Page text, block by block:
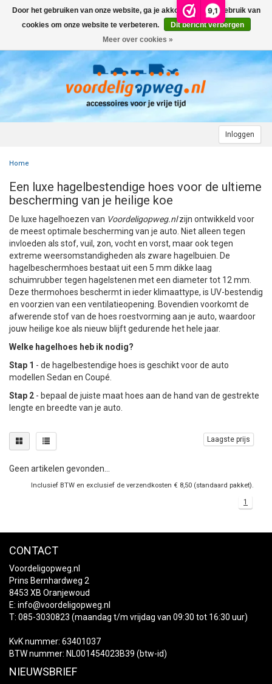
9,1
Inloggen
Menu
FIETSENDRAGER
FIETSENDRAGER OP DE TREKHAAK
FIETSENDRAGER VOOR ELEKTRISCHE FIETSEN
TWINNY LOAD ONDERDELEN
FIETSENDRAGER TOEBEHOREN
INFORMATIE OVER FIETSENDRAGERS
DAKDRAGERS
FORD
OPEL
PEUGEOT
RENAULT
TOYOTA
VOLKSWAGEN (TOT VW PASSAT)
VOLKSWAGEN (VANAF VW PASSAT)
OVERIGE AUTOMERKEN
INFORMATIE DAKDRAGER SYSTEMEN
+
AUTOHOES POLYESTER EN 3-LAAGS
DAKHOES POLYESTER
INFORMATIE OVER AUTOHOEZEN
WIELDOPPEN
12 INCH
13 INCH
14 INCH
15 INCH
16 INCH
17 INCH
INFORMATIE OVER WIELDOPPEN
LAADKABEL ELEKTRISCHE AUTO
LAADKABEL TYPE 2
LAADKABEL TYPE 1
INFORMATIE OVER LAADKABELS
STARTEN & LADEN
ELEKTRISCH LADEN
ACCULADER
JUMPSTARTER
STARTKABELS
VEILIG OP WEG
PECH ONDERWEG
AUTOSTOELTJE
+
DAKKOFFER
INFORMATIE OVER DAKKOFFERS +
SNEEUWKETTINGEN
SNEEUWKETTINGEN VOOR SUV, MPV, 4X4, CAMPER EN
BESTELWAGEN
SNEEUWKETTINGEN VOOR (LICHTE) PERSONENWAGEN
CAMPER
WIELDOPPEN
+
ZOEKHULP NAAR CAMPERHOES
INFORMATIE OVER CAMPERHOEZEN
SNEEUWKETTINGEN
PECH ONDERWEG
STARTKABELS EN ACCUBOOSTER
VEILIG OP WEG
ACCULADER
AANHANGWAGEN
ACCESSOIRES
INFORMATIE OVER STEKKERS & STEKKERDOZEN
ONDERDELEN
REGELGEVING M.B.T. VERLICHTING
ADVIES BIJ DEFECTE VERLICHTING
+
ACCULADER
ACCESSOIRES
CARAVAN
ACCULADER
ACCESSOIRES
INFORMATIE OVER STEKKERS & STEKKERDOZEN
ONDERDELEN
REGELGEVING M.B.T. VERLICHTING
ADVIES BIJ DEFECTE VERLICHTING
+
CARAVANHOES
INFORMATIE OVER CARAVANHOEZEN
TOPDEALS
AUTO
CAMPER
AANHANGWAGEN
MOTOR
CARAVAN
Home
Een luxe hagelbestendige hoes voor de ultieme
bescherming van je heilige koe
De luxe hagelhoezen van Voordeligopweg.nlzijn ontwikkeld voor
de meest optimale bescherming van je auto. Niet alleen tegen
invloeden als stof, vuil, zon, vocht en vorst, maar ook tegen
extreme weersomstandigheden als zware hagelbuien. De
hagelbeschermhoes bestaat uit een 5 mm dikke laag
schuimrubber tegen hagelstenen met een diameter tot 12 mm.
Deze thermohoes beschermt in ieder klimaattype, is UV-bestendig
en voorzien van een ventilatieopening. Bovendien voorkomt de
afwerende stof van de hoes roestvorming aan je auto, waardoor
jouw heilige koe als nieuw blijft gedurende het hele jaar.
Welke hagelhoes heb ik nodig?
Stap 1 - de hagelbestendige hoes is geschikt voor de auto
modellen Sedan en Coupé.
Stap 2 - bepaal de juiste maat hoes aan de hand van de gestrekte
lengte en breedte van je auto.
Laagste prijs
Geen artikelen gevonden...
Inclusief BTW en exclusief de verzendkosten € 8,50 (standaard pakket).
1
CONTACT
Voordeligopweg.nl
Prins Bernhardweg 2
8453 XB Oranjewoud
E: info@voordeligopweg.nl
T: 085-3030823 (maandag t/m vrijdag van 09:30 tot 16:30 uur)
KvK nummer: 63401037
BTW nummer: NL001454023B39 (btw-id)
NIEUWSBRIEF
Door het gebruiken van onze website, ga je akkoord met het gebruik van
cookies om onze website te verbeteren.
Dit bericht verbergen
Meer over cookies »